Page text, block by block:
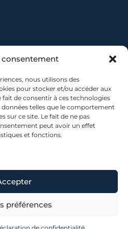
consentement
nous utilisons des
pour stocker et/ou accéder aux
fait de consentir à ces technologies
telles que le comportement
sur ce site. Le fait de ne pas
peut avoir un effet
et fonctions.
préférences
vente
droits réservés. L’abus d’alcool
santé, consommez avec